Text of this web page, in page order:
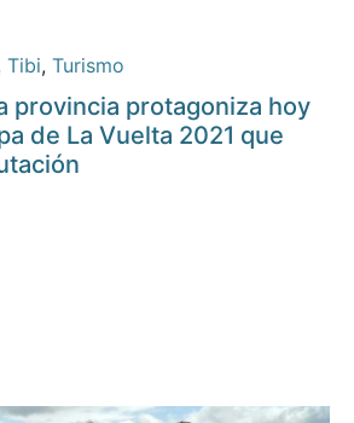
Tibi, Turismo
provincia protagoniza hoy
de La Vuelta 2021 que